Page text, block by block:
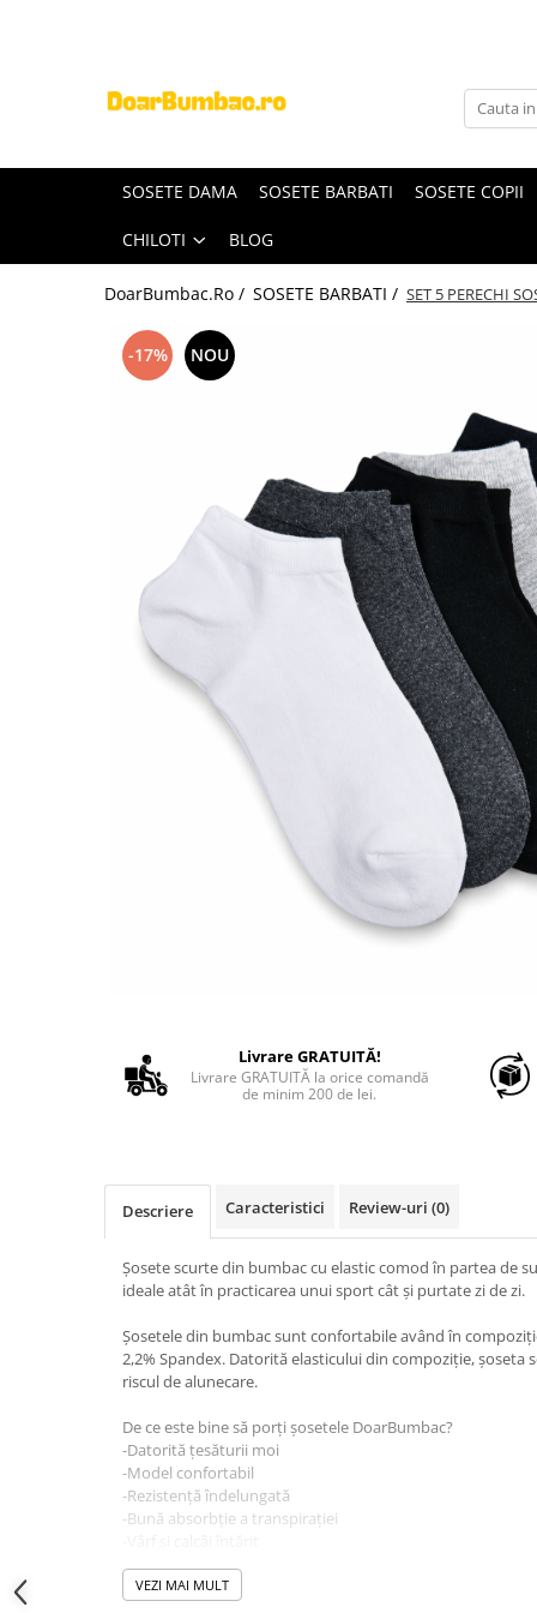
SET 5 Prosoape 100% Bumbac
SOSETE DAMA SOSETE BARBATI SOSETE COPII
CHILOTI BLOG
DoarBumbac.Ro / SOSETE BARBATI / SET 5 PERECHI
-17% NOU
Livrare GRATUITĂ!
Livrare GRATUITĂ la orice comandă
de minim 200 de lei.
Descriere Caracteristici Review-uri (0)
Șosete scurte din bumbac cu elastic comod în partea de
ideale atât în practicarea unui sport cât și purtate zi de zi.
Șosetele din bumbac sunt confortabile având în
2,2% Spandex. Datorită elasticului din compoziție, șoseta
riscul de alunecare.
De ce este bine să porți șosetele DoarBumbac?
-Datorită țesăturii moi
-Model confortabil
-Rezistență îndelungată
-Bună absorbție a transpirației
-Elasticul nu produce disconfort
VEZI MAI MULT